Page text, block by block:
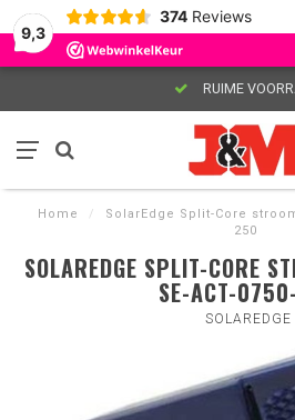
9,3
374 Reviews
RUIME
Home /
SolarEdge Split-Core
250
SOLAREDGE SPLIT-CORE
SE-ACT-
SOLAREDGE